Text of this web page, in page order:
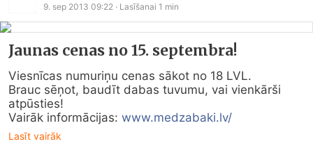
9. sep 2013 09:22 · Lasīšanai 1 min
Jaunas cenas no 15. septembra!
Viesnīcas numuriņu cenas sākot no 18 LVL.
Brauc sēņot, baudīt dabas tuvumu, vai vienkārši
atpūsties!
Vairāk informācijas: www.medzabaki.lv/
Lasīt vairāk